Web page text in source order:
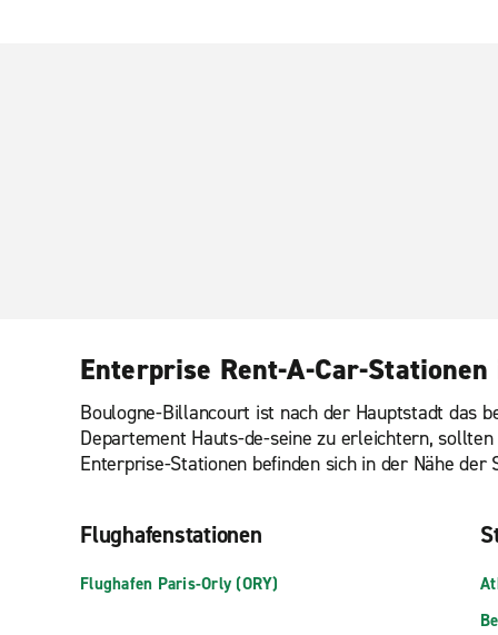
Enterprise Rent-A-Car-
Boulogne-Billancourt ist nach der Hauptstadt das
Departement Hauts-de-seine zu erleichtern,
Enterprise-Stationen befinden sich in der Nähe
Flughafenstationen
Flughafen Paris-Orly (ORY)